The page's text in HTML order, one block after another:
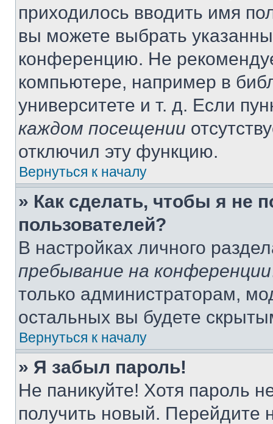
приходилось вводить имя
вы можете выбрать
конференцию. Не
компьютере, например в
университете и т. д. Если
каждом посещении
отключил эту функцию.
Вернуться к началу
» Как сделать, чтобы я не
пользователей?
В настройках личного
пребывание на конференции
только администраторам,
остальных вы будете
Вернуться к началу
» Я забыл пароль!
Не паникуйте! Хотя пароль
получить новый. Перейдите